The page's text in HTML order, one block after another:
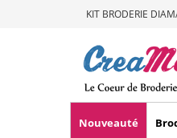
KIT BRODERIE
Nouveauté